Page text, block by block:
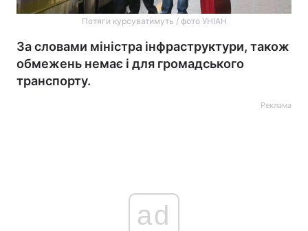
Потяги курсуватимуть / фото УНІАН
За словами міністра інфраструктури, також
обмежень немає і для громадського
транспорту.
Реклама
ad